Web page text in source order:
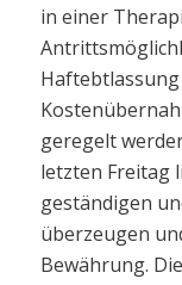
in einer
geregelt
letzten Freitag
geständigen
überzeugen
Bewährung.